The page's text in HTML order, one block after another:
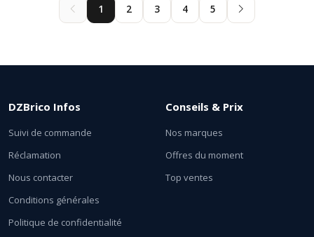
1 2 3 4 5
DZBrico Infos
Suivi de commande
Réclamation
Nous contacter
Conditions générales
Politique de confidentialité
Conseils & Prix
Nos marques
Offres du moment
Top ventes